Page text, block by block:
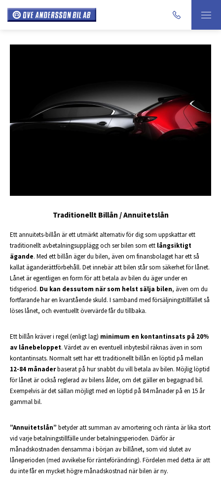
Traditionellt Billån / Annuitetslån
Ett annuitets-billån är ett utmärkt alternativ för dig som uppskattar ett
traditionellt avbetalningsupplägg och ser bilen som ett långsiktigt
ägande. Med ett billån äger du bilen, även om finansbolaget har ett så
kallat äganderättförbehåll. Det innebär att bilen står som säkerhet för lånet.
Lånet är egentligen en form för att betala av bilen du äger under en
tidsperiod. Du kan dessutom när som helst sälja bilen, även om du
fortfarande har en kvarstående skuld. I samband med försäljningstillfället så
löses lånet, och eventuellt övervärde får du tillbaka.
Ett billån kräver i regel (enligt lag) minimum en kontantinsats på 20%
av lånebeloppet. Värdet av en eventuell inbytesbil räknas även in som
kontantinsats. Normalt sett har ett traditionellt billån en löptid på mellan
12-84 månaderbaserat på hur snabbt du vill betala av bilen. Möjlig löptid
för lånet är också reglerad av bilens ålder, om det gäller en begagnad bil.
Exempelvis är det sällan möjligt med en löptid på 84 månader på en 15 år
gammal bil.
”Annuitetslån” betyder att summan av amortering och ränta är lika stort
vid varje betalningstillfälle under betalningsperioden. Därför är
månadskostnaden densamma i början av billånet, som vid slutet av
låneperioden (med avvikelse för ränteförändring). Fördelen med detta är att
du inte får en mycket högre månadskostnad när bilen är ny.